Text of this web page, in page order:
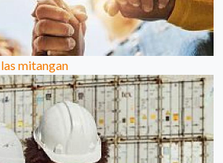
mitangan